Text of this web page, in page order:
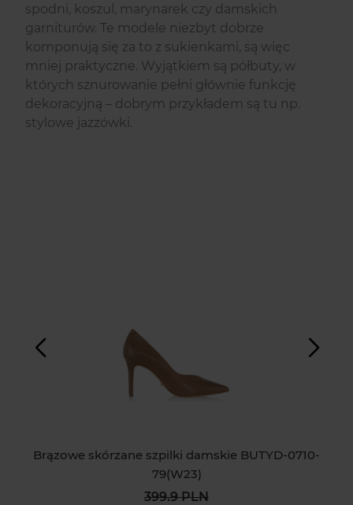
spodni, koszul, marynarek czy damskich
garniturów. Te modele niezbyt dobrze
komponują się za to z sukienkami, są więc
mniej praktyczne. Wyjątkiem są półbuty, w
których sznurowanie pełni głównie funkcję
dekoracyjną – dobrym przykładem są tu np.
stylowe jazzówki.
Brązowe skórzane szpilki damskie BUTYD-0710-
79(W23)
399.9 PLN